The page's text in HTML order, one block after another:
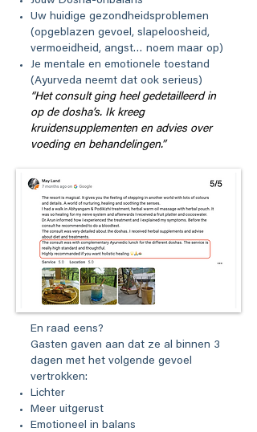
Uw huidige gezondheidsproblemen
(opgeblazen gevoel, slapeloosheid,
vermoeidheid, angst… noem maar op)
Je mentale en emotionele toestand
(Ayurveda neemt dat ook serieus)
“Het consult ging heel gedetailleerd in
op de dosha’s. Ik kreeg
kruidensupplementen en advies over
voeding en behandelingen.”
En raad eens?
Gasten gaven aan dat ze al binnen 3
dagen met het volgende gevoel
vertrokken:
Lichter
Meer uitgerust
Emotioneel in balans